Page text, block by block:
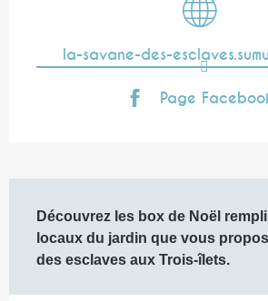
la-savane-des-
Page
Découvrez les box de Noël
locaux du jardin que vous
des esclaves aux Trois-îlets.